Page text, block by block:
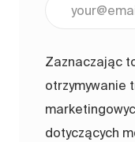
Zaznaczając
otrzymywanie
dotyczących